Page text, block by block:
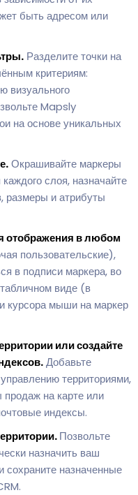
быть адресом или
Разделите точки на
критериям:
визуального
Mapsly
на основе уникальных
Окрашивайте маркеры
слоя, назначайте
размеры и атрибуты
отображения в любом
пользовательские),
в подписи маркера, во
виде (в
курсора мыши на маркер
или создайте
Добавьте
территориями,
на карте или
индексы.
Позвольте
назначить ваш
сохраните назначенные